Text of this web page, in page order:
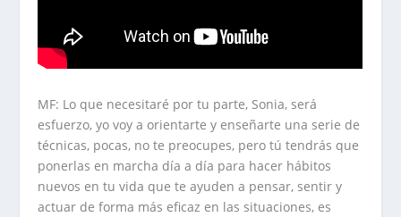
MF: Lo que necesitaré por tu parte, Sonia, será
esfuerzo, yo voy a orientarte y enseñarte una serie de
técnicas, pocas, no te preocupes, pero tú tendrás que
ponerlas en marcha día a día para hacer hábitos
nuevos en tu vida que te ayuden a pensar, sentir y
actuar de forma más eficaz en las situaciones, es